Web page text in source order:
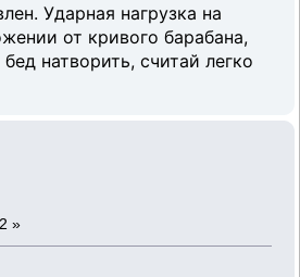
Ударная нагрузка на
от кривого барабана,
натворить, считай легко
»